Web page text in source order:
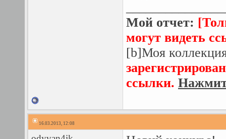
Мой отчет:
могут видеть
[b]Моя
ссылки.
16.03.2013, 12:08